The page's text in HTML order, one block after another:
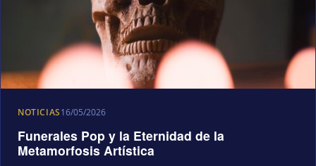
NOTICIAS16/05/2026
Funerales Pop y la Eternidad de la
Metamorfosis Artística